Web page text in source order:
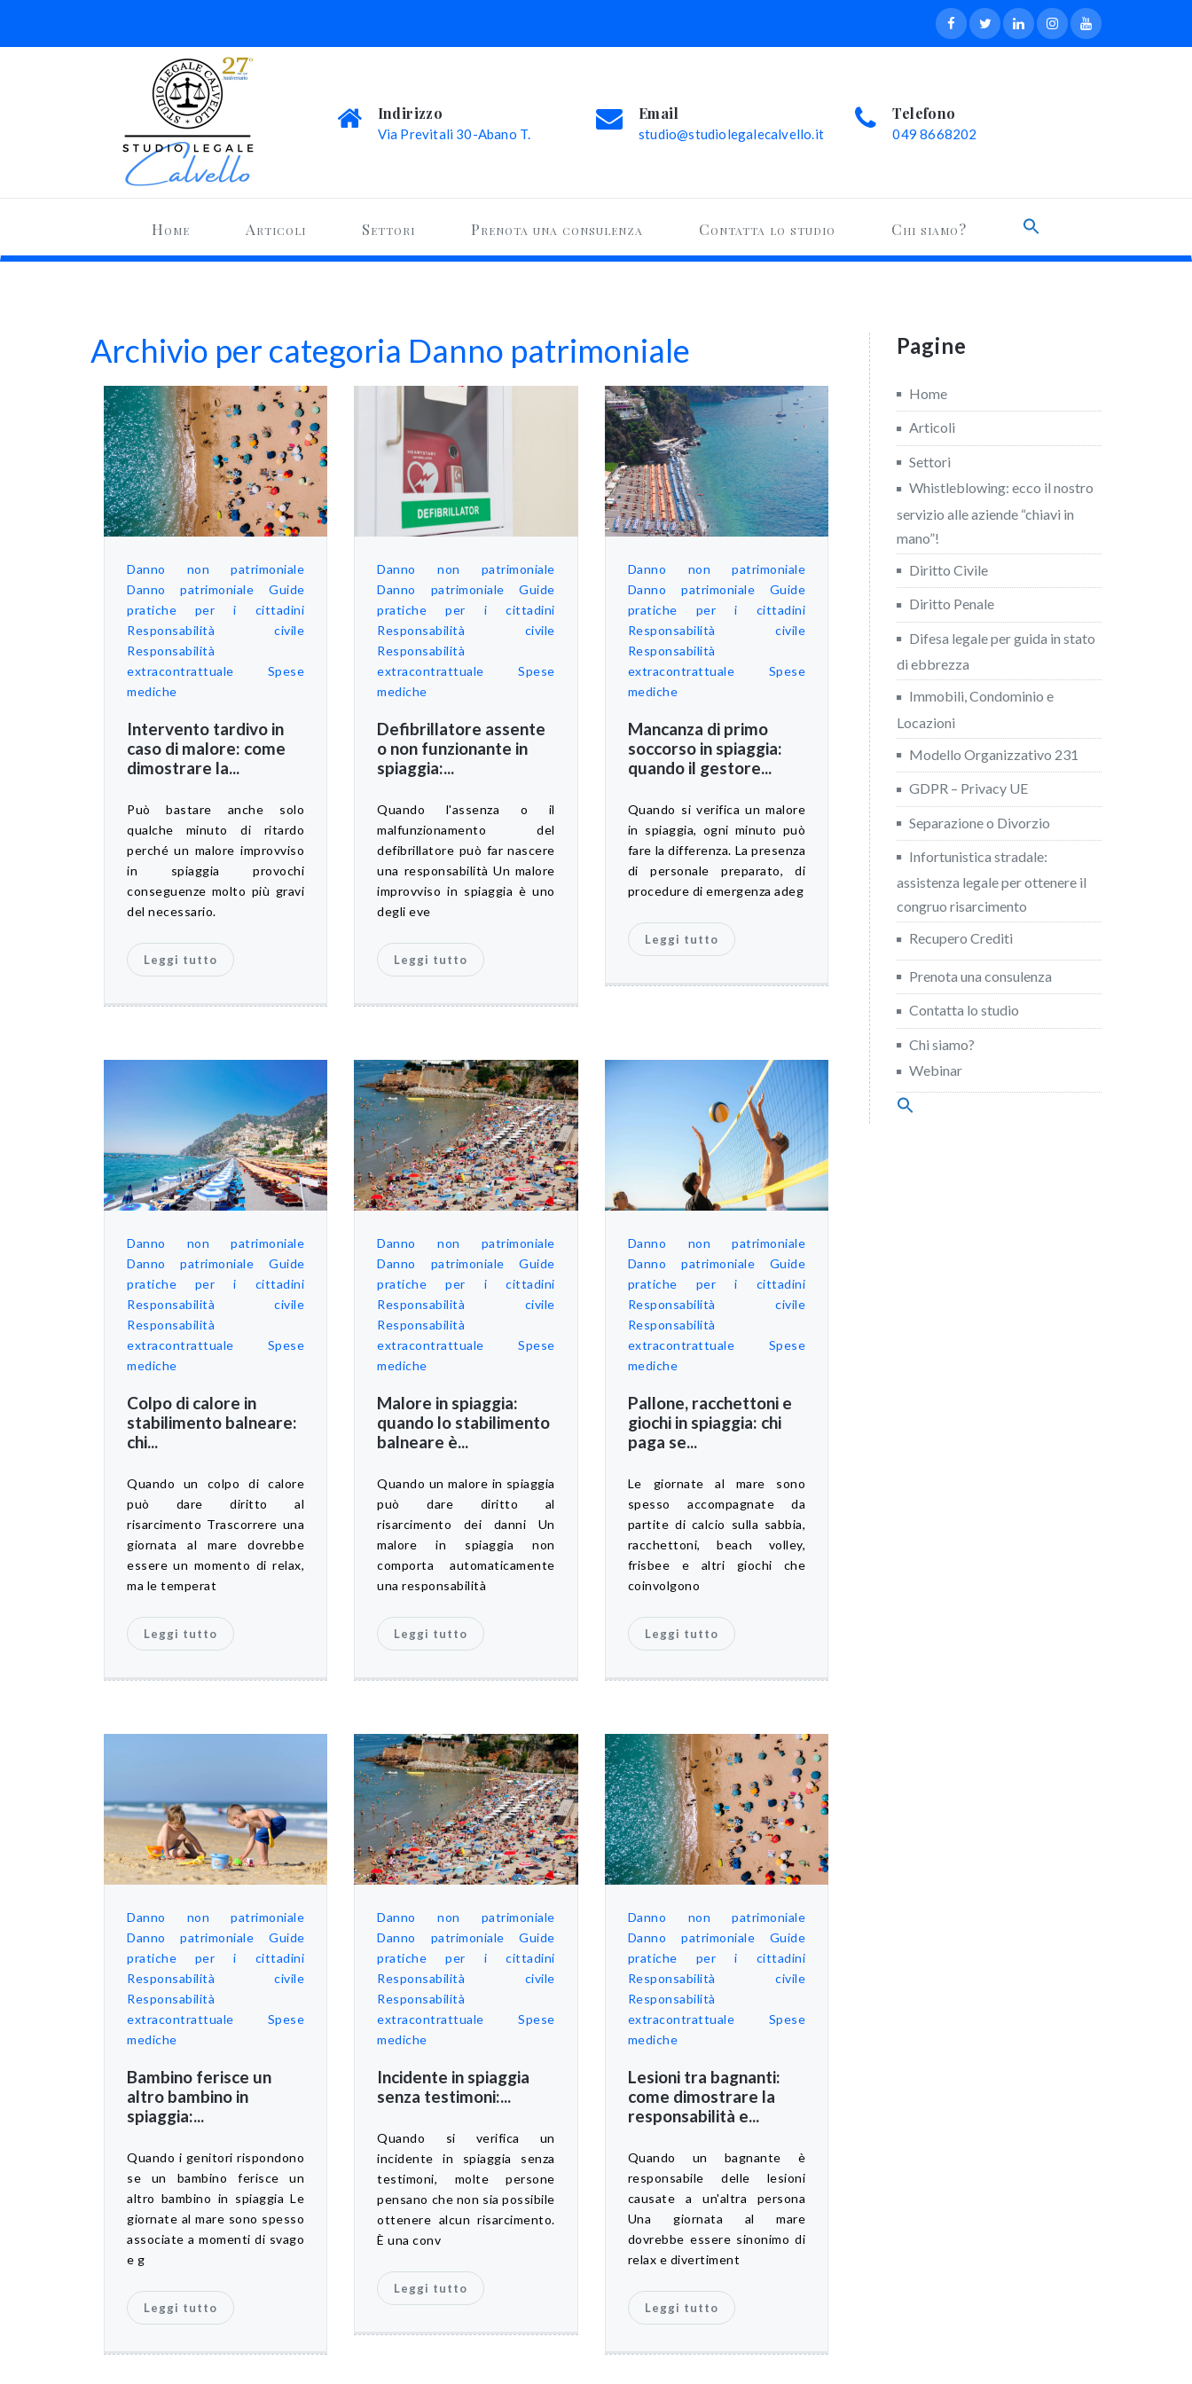
Indirizzo
Via Previtali 30-Abano T.
Email
studio@studiolegalecalvello.it
Telefono
049 8668202
Home Articoli Settori Prenota una consulenza Contatta lo studio Chi siamo?
Archivio per categoria Danno patrimoniale
Danno non patrimoniale
Danno patrimoniale
Guide
pratiche per i cittadini
Responsabilità civile
Responsabilità
extracontrattuale
Spese
mediche
Intervento tardivo in
caso di malore: come
dimostrare la...
Può bastare anche solo
qualche minuto di ritardo
perché un malore improvviso
in spiaggia provochi
conseguenze molto più gravi
del necessario.
Leggi tutto
Danno non patrimoniale
Danno patrimoniale
Guide
pratiche per i cittadini
Responsabilità civile
Responsabilità
extracontrattuale
Spese
mediche
Defibrillatore assente
o non funzionante in
spiaggia:...
Quando l'assenza o il
malfunzionamento del
defibrillatore può far nascere
una responsabilità Un malore
improvviso in spiaggia è uno
degli eve
Leggi tutto
Danno non patrimoniale
Danno patrimoniale
Guide
pratiche per i cittadini
Responsabilità civile
Responsabilità
extracontrattuale
Spese
mediche
Mancanza di primo
soccorso in spiaggia:
quando il gestore...
Quando si verifica un malore
in spiaggia, ogni minuto può
fare la differenza. La presenza
di personale preparato, di
procedure di emergenza adeg
Leggi tutto
Danno non patrimoniale
Danno patrimoniale
Guide
pratiche per i cittadini
Responsabilità civile
Responsabilità
extracontrattuale
Spese
mediche
Colpo di calore in
stabilimento balneare:
chi...
Quando un colpo di calore
può dare diritto al
risarcimento Trascorrere una
giornata al mare dovrebbe
essere un momento di relax,
ma le temperat
Leggi tutto
Danno non patrimoniale
Danno patrimoniale
Guide
pratiche per i cittadini
Responsabilità civile
Responsabilità
extracontrattuale
Spese
mediche
Malore in spiaggia:
quando lo stabilimento
balneare è...
Quando un malore in spiaggia
può dare diritto al
risarcimento dei danni Un
malore in spiaggia non
comporta automaticamente
una responsabilità
Leggi tutto
Danno non patrimoniale
Danno patrimoniale
Guide
pratiche per i cittadini
Responsabilità civile
Responsabilità
extracontrattuale
Spese
mediche
Pallone, racchettoni e
giochi in spiaggia: chi
paga se...
Le giornate al mare sono
spesso accompagnate da
partite di calcio sulla sabbia,
racchettoni, beach volley,
frisbee e altri giochi che
coinvolgono
Leggi tutto
Danno non patrimoniale
Danno patrimoniale
Guide
pratiche per i cittadini
Responsabilità civile
Responsabilità
extracontrattuale
Spese
mediche
Bambino ferisce un
altro bambino in
spiaggia:...
Quando i genitori rispondono
se un bambino ferisce un
altro bambino in spiaggia Le
giornate al mare sono spesso
associate a momenti di svago
e g
Leggi tutto
Danno non patrimoniale
Danno patrimoniale
Guide
pratiche per i cittadini
Responsabilità civile
Responsabilità
extracontrattuale
Spese
mediche
Incidente in spiaggia
senza testimoni:...
Quando si verifica un
incidente in spiaggia senza
testimoni, molte persone
pensano che non sia possibile
ottenere alcun risarcimento.
È una conv
Leggi tutto
Danno non patrimoniale
Danno patrimoniale
Guide
pratiche per i cittadini
Responsabilità civile
Responsabilità
extracontrattuale
Spese
mediche
Lesioni tra bagnanti:
come dimostrare la
responsabilità e...
Quando un bagnante è
responsabile delle lesioni
causate a un'altra persona
Una giornata al mare
dovrebbe essere sinonimo di
relax e divertiment
Leggi tutto
Pagine
Home
Articoli
Settori
Whistleblowing: ecco il nostro
servizio alle aziende “chiavi in
mano”!
Diritto Civile
Diritto Penale
Difesa legale per guida in stato
di ebbrezza
Immobili, Condominio e
Locazioni
Modello Organizzativo 231
GDPR – Privacy UE
Separazione o Divorzio
Infortunistica stradale:
assistenza legale per ottenere il
congruo risarcimento
Recupero Crediti
Prenota una consulenza
Contatta lo studio
Chi siamo?
Webinar